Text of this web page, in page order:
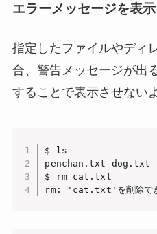
エラーメッセージを表
指定したファイルやディ
合、警告メッセージが出
することで表示させない
$ ls
penchan.txt dog.txt
$ rm cat.txt
rm: 'cat.txt'を削除でき